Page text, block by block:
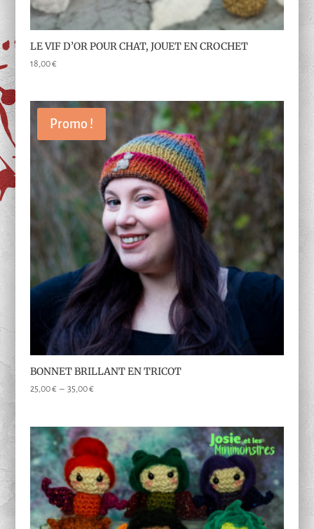
LE VIF D’OR POUR CHAT, JOUET EN CROCHET
18,00€
Promo !
BONNET BRILLANT EN TRICOT
25,00€ – 35,00€Plage
25,00 €
à
35,00 €